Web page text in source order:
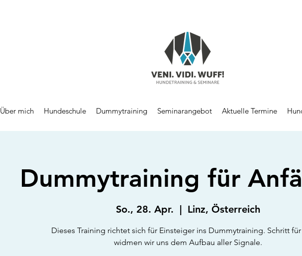
Über mich Hundeschule Dummytraining Seminarangebot Aktuelle Termine
Dummytraining für
So., 28. Apr.
  |
Linz, Österreich
Dieses Training richtet sich für Einsteiger ins Dummytraining. Schritt
widmen wir uns dem Aufbau aller Signale.